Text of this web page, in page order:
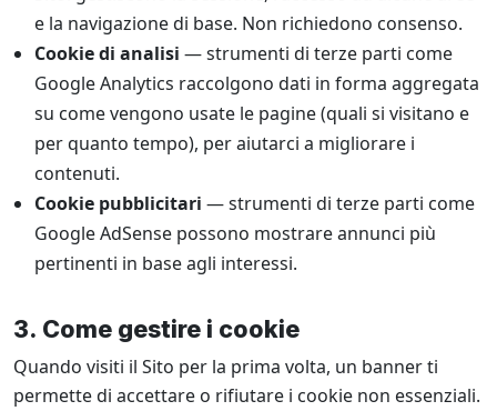
e la navigazione di base. Non richiedono consenso.
Cookie di analisi — strumenti di terze parti come
Google Analytics raccolgono dati in forma aggregata
su come vengono usate le pagine (quali si visitano e
per quanto tempo), per aiutarci a migliorare i
contenuti.
Cookie pubblicitari — strumenti di terze parti come
Google AdSense possono mostrare annunci più
pertinenti in base agli interessi.
3. Come gestire i cookie
Quando visiti il Sito per la prima volta, un banner ti
permette di accettare o rifiutare i cookie non essenziali.